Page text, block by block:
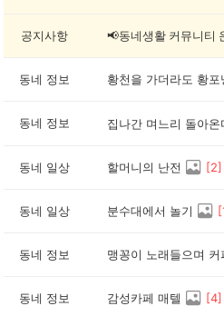
공지사항 📢동네생활 커뮤니티
동네 정보 황천을 가더라도 황포
동네 정보 집나간 며느리 돌아온
동네 일상 할머니의 난전 [2]
동네 일상 분수대에서 놀기 [
동네 정보 맹꽁이 노래들으며 커
동네 정보 감성카페 매텔 [4]